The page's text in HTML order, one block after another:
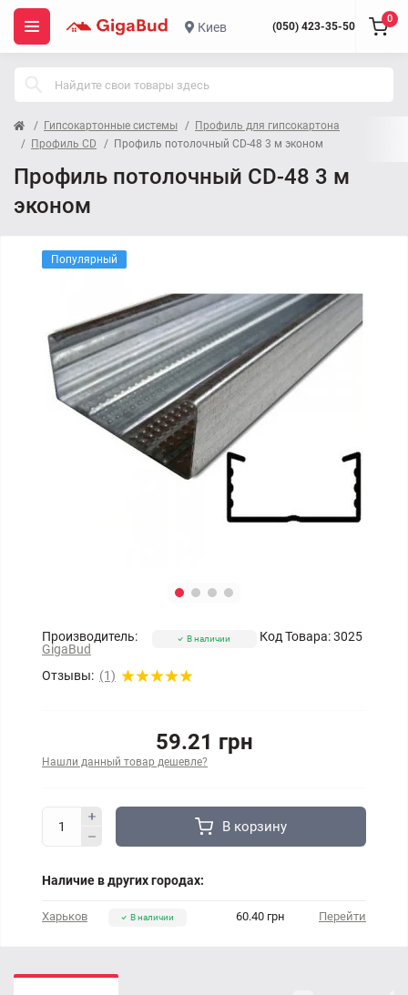
Киев (050) 423-35-50
0
Гипсокартонные системы
Профиль для гипсокартона
Профиль CD
Профиль потолочный CD-48 3 м эконом
Профиль потолочный CD-48 3 м
эконом
Популярный
Производитель:
GigaBud
Код Товара: 3025
Отзывы: (1)
В наличии
59.21 грн
Нашли данный товар дешевле?
В корзину
Наличие в других городах:
Харьков В наличии 60.40 грн Перейти